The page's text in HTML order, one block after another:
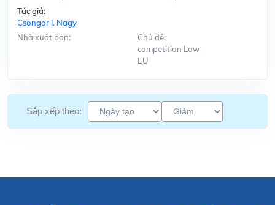
Tác giả:
Csongor I. Nagy
Nhà xuất bản:
Chủ đề:
competition Law
EU
Sắp xếp theo: